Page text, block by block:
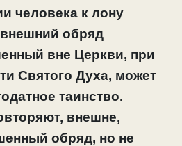
человека к лону
обряд
вне Церкви, при
Святого Духа, может
таинство.
внешне,
обряд, но не